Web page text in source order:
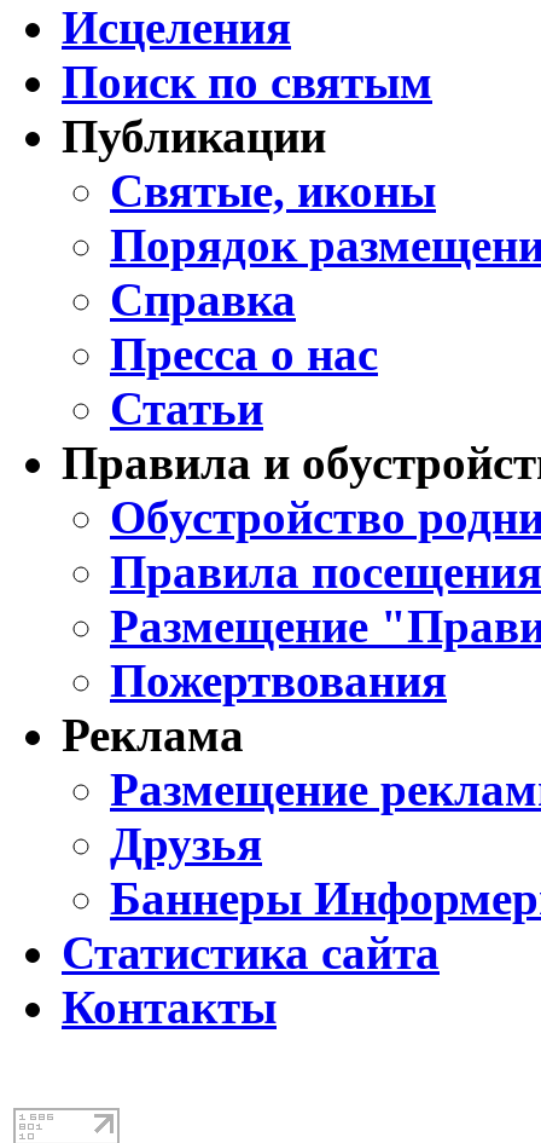
Исцеления
Поиск по святым
Публикации
Святые, иконы
Порядок
Справка
Пресса о нас
Статьи
Правила и
Обустройство
Правила
Размещение
Пожертвования
Реклама
Размещение
Друзья
Баннеры
Статистика сайта
Контакты